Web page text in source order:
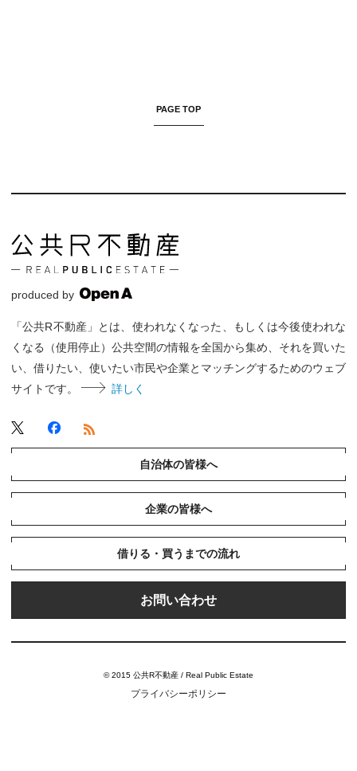
PAGE TOP
produced by
「公共R不動産」とは、使われなくなった、もしくは今後使われな
くなる（使用停止）公共空間の情報を全国から集め、それを買いた
い、借りたい、使いたい市民や企業とマッチングするためのウェブ
サイトです。
詳しく
自治体の皆様へ
企業の皆様へ
借りる・買うまでの流れ
お問い合わせ
© 2015 公共R不動産 / Real Public Estate
プライバシーポリシー